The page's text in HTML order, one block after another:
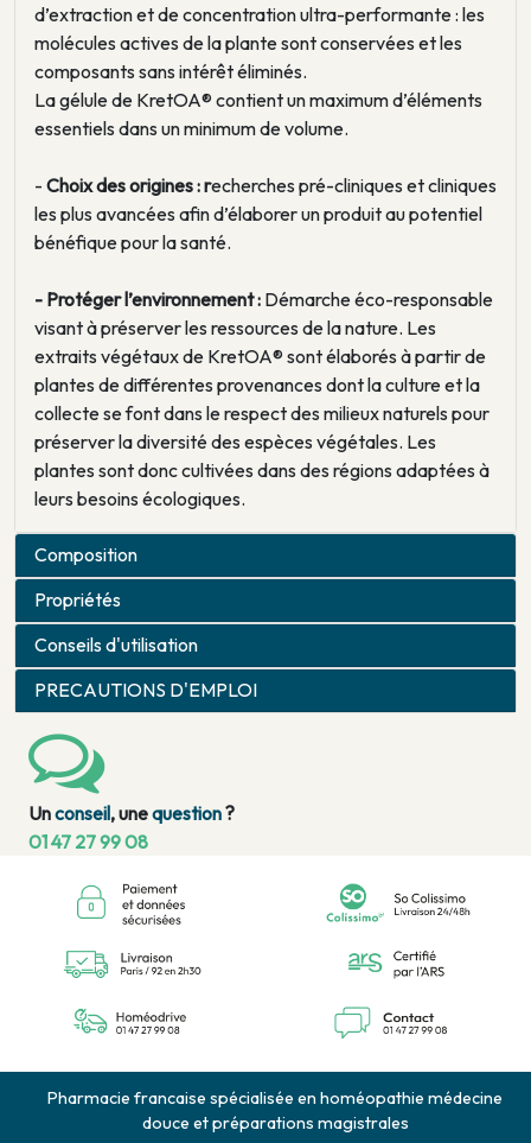
d’extraction et de concentration ultra-performante : les
molécules actives de la plante sont conservées et les
composants sans intérêt éliminés.
La gélule de KretOA® contient un maximum d’éléments
essentiels dans un minimum de volume.
- Choix des origines : recherches pré-cliniques et cliniques
les plus avancées afin d’élaborer un produit au potentiel
bénéfique pour la santé.
- Protéger l’environnement : Démarche éco-responsable
visant à préserver les ressources de la nature. Les
extraits végétaux de KretOA® sont élaborés à partir de
plantes de différentes provenances dont la culture et la
collecte se font dans le respect des milieux naturels pour
préserver la diversité des espèces végétales. Les
plantes sont donc cultivées dans des régions adaptées à
leurs besoins écologiques.
Composition
Propriétés
Conseils d'utilisation
PRECAUTIONS D'EMPLOI
Unconseil, unequestion?
01 47 27 99 08
Pharmacie francaise spécialisée en homéopathie médecine
douce et préparations magistrales